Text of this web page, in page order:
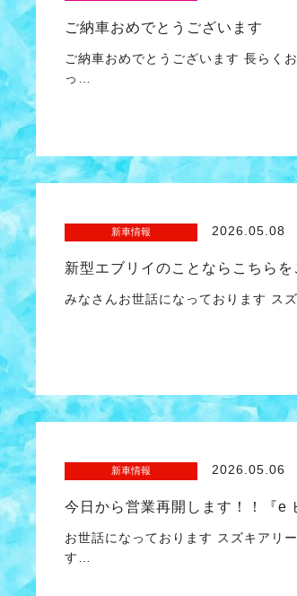
ご納車おめでとうございます
ご納車おめでとうございます 長らく
っ…
新車情報 2026.05.08
新型エブリイのことならこちら
みなさんお世話になっております ス
新車情報 2026.05.06
今日から営業再開します！！『e
お世話になっております スズキアリ
す…